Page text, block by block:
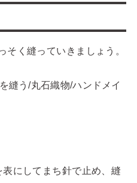
そく縫っていきましょう。
にしてまち針で止め、縫